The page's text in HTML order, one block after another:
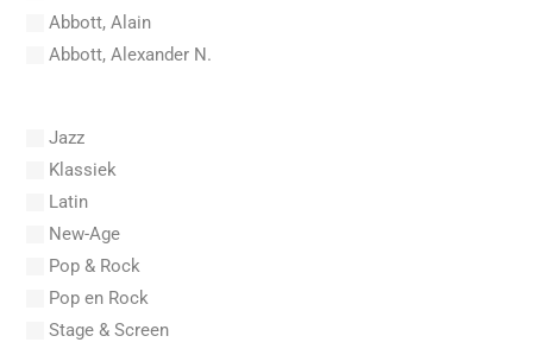
Abbott, Alain
Abbott, Alexander N.
Abel, Lex
Aberg, Johan Ludvig
Aboucaya, Christian
Aboulker, Isabelle
Abraham, Paul
Abrams, Lester
Abreu, Zequinha
Jazz
Klassiek
Latin
New-Age
Pop & Rock
Pop en Rock
Stage & Screen